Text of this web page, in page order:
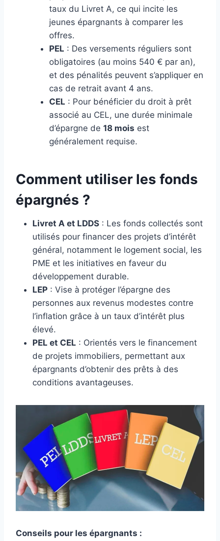
taux du Livret A, ce qui incite les
jeunes épargnants à comparer les
offres.
PEL : Des versements réguliers sont
obligatoires (au moins 540 € par an),
et des pénalités peuvent s’appliquer en
cas de retrait avant 4 ans.
CEL : Pour bénéficier du droit à prêt
associé au CEL, une durée minimale
d’épargne de 18 mois est
généralement requise.
Comment utiliser les fonds
épargnés ?
Livret A et LDDS : Les fonds collectés sont
utilisés pour financer des projets d’intérêt
général, notamment le logement social, les
PME et les initiatives en faveur du
développement durable.
LEP : Vise à protéger l’épargne des
personnes aux revenus modestes contre
l’inflation grâce à un taux d’intérêt plus
élevé.
PEL et CEL : Orientés vers le financement
de projets immobiliers, permettant aux
épargnants d’obtenir des prêts à des
conditions avantageuses.
Conseils pour les épargnants :